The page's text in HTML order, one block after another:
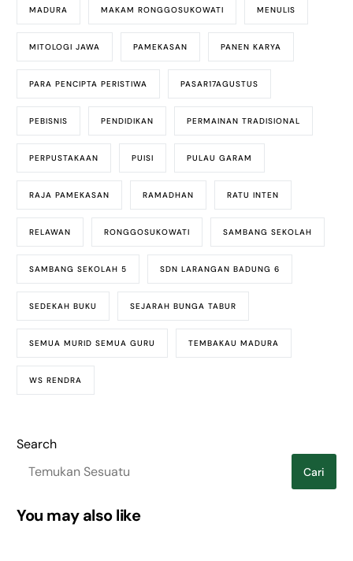
MADURA MAKAM RONGGOSUKOWATI MENULIS
MITOLOGI JAWA PAMEKASAN PANEN KARYA
PARA PENCIPTA PERISTIWA PASAR17AGUSTUS
PEBISNIS PENDIDIKAN PERMAINAN TRADISIONAL
PERPUSTAKAAN PUISI PULAU GARAM
RAJA PAMEKASAN RAMADHAN RATU INTEN
RELAWAN RONGGOSUKOWATI SAMBANG SEKOLAH
SAMBANG SEKOLAH 5 SDN LARANGAN BADUNG 6
SEDEKAH BUKU SEJARAH BUNGA TABUR
SEMUA MURID SEMUA GURU TEMBAKAU MADURA
WS RENDRA
Search
Cari
You may also like